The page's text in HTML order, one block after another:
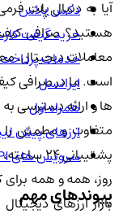
آیا به دنبال پلت
هستید؟ صرافی کیف
معاملات دیجیتال،
است. ما در صرافی
ها و ارائه دسترسی
متفاوت و مطمئن را
پشتیبانی
روز، همه و همه
بازار ارزهای
دکس پلاس
خرید گیفت کارت
خدمات پرداخت
ایرانسل
همراه اول
ارزهای پیش
سرویس های API
پیوندهای مهم